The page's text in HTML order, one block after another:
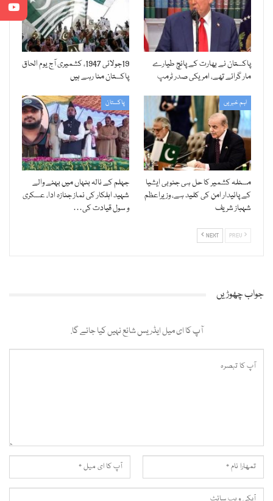
پاکستان نے بھارت کے پانچ طیارے
مار گرائے تھے، امریکی صدر ٹرمپ
19جولائی 1947، کشمیری آج یوم الحاق
پاکستان منا رہے ہیں
اہم خبریں
مسئلہ کشمیر کا حل ہی جنوبی ایشیا
کے پائیدار امن کی کلید ہے، وزیراعظم
شہباز شریف
پاکستان
جہلم کے نالہ بنہاں میں بہنے والے
شہید اہلکار کی نماز جنازہ ادا، عسکری
و سول قیادت کی…
NEXT
جواب چھوڑیں
آپ کا ای میل ایڈریس شائع نہیں کیا جائے گا.